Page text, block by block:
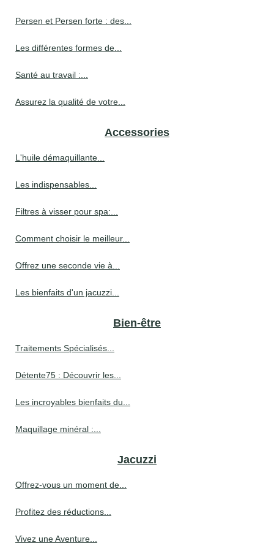
Persen et Persen forte : des...
Les différentes formes de...
Santé au travail :...
Assurez la qualité de votre...
Accessories
L'huile démaquillante...
Les indispensables...
Filtres à visser pour spa:...
Comment choisir le meilleur...
Offrez une seconde vie à...
Les bienfaits d'un jacuzzi...
Bien-être
Traitements Spécialisés...
Détente75 : Découvrir les...
Les incroyables bienfaits du...
Maquillage minéral :...
Jacuzzi
Offrez-vous un moment de...
Profitez des réductions...
Vivez une Aventure...